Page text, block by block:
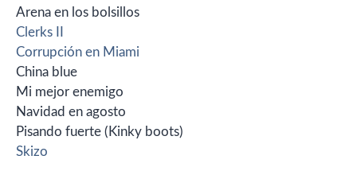
Arena en los bolsillos
Clerks II
Corrupción en Miami
China blue
Mi mejor enemigo
Navidad en agosto
Pisando fuerte (Kinky boots)
Skizo